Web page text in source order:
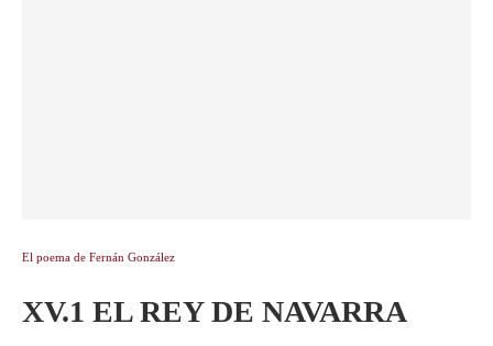
El poema de Fernán González
XV.1 EL REY DE NAVARRA